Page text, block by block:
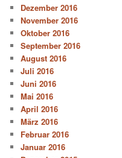
Dezember 2016
November 2016
Oktober 2016
September 2016
August 2016
Juli 2016
Juni 2016
Mai 2016
April 2016
März 2016
Februar 2016
Januar 2016